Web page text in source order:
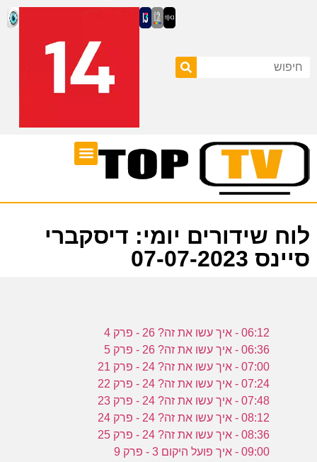
לוח שידורים יומי: דיסקברי
סיינס 07-07-2023
06:12 - איך עשו את זה? 26 - פרק 4
06:36 - איך עשו את זה? 26 - פרק 5
07:00 - איך עשו את זה? 24 - פרק 21
07:24 - איך עשו את זה? 24 - פרק 22
07:48 - איך עשו את זה? 24 - פרק 23
08:12 - איך עשו את זה? 24 - פרק 24
08:36 - איך עשו את זה? 24 - פרק 25
09:00 - איך פועל היקום 3 - פרק 9